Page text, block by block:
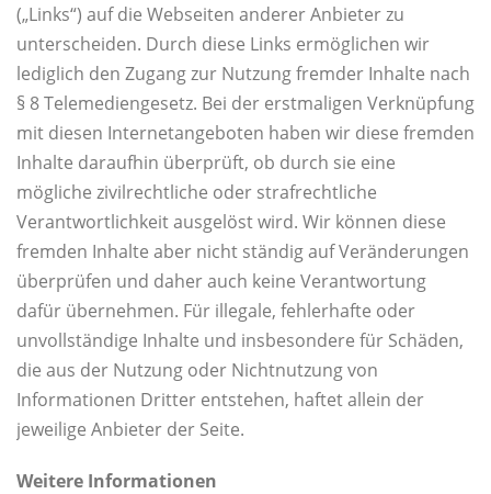
(„Links“) auf die Webseiten anderer Anbieter zu
unterscheiden. Durch diese Links ermöglichen wir
lediglich den Zugang zur Nutzung fremder Inhalte nach
§ 8 Telemediengesetz. Bei der erstmaligen Verknüpfung
mit diesen Internetangeboten haben wir diese fremden
Inhalte daraufhin überprüft, ob durch sie eine
mögliche zivilrechtliche oder strafrechtliche
Verantwortlichkeit ausgelöst wird. Wir können diese
fremden Inhalte aber nicht ständig auf Veränderungen
überprüfen und daher auch keine Verantwortung
dafür übernehmen. Für illegale, fehlerhafte oder
unvollständige Inhalte und insbesondere für Schäden,
die aus der Nutzung oder Nichtnutzung von
Informationen Dritter entstehen, haftet allein der
jeweilige Anbieter der Seite.
Weitere Informationen